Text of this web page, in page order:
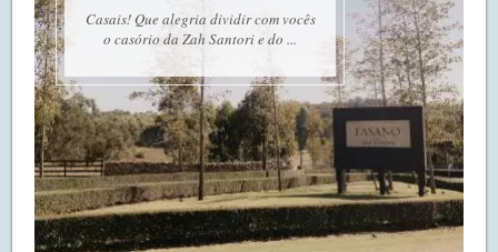
Casais! Que alegria dividir com vocês
o casório da Zah Santori e do ...